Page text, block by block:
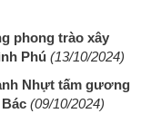
phong trào xây
Phú (13/10/2024)
Nhựt tấm gương
(09/10/2024)